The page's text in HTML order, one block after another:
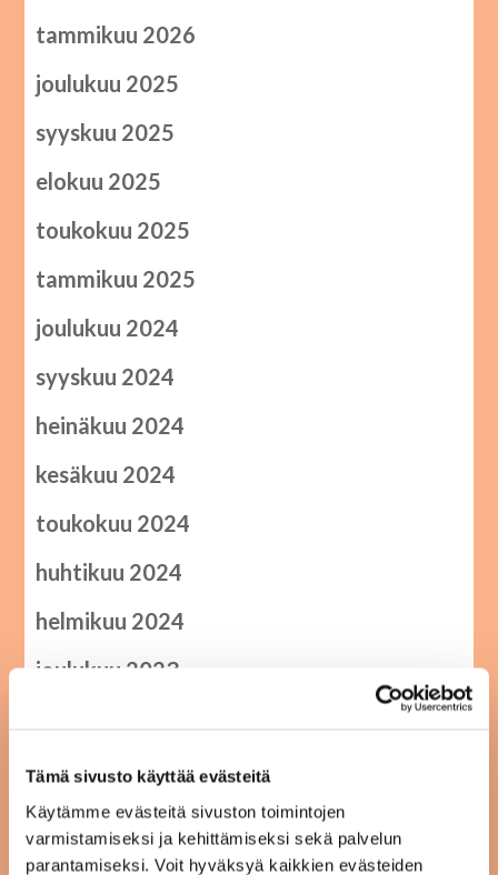
Tämä sivusto käyttää evästeitä
Käytämme evästeitä sivuston toimintojen
varmistamiseksi ja kehittämiseksi sekä palvelun
parantamiseksi. Voit hyväksyä kaikkien evästeiden
tammikuu 2026
joulukuu 2025
syyskuu 2025
elokuu 2025
toukokuu 2025
tammikuu 2025
joulukuu 2024
syyskuu 2024
heinäkuu 2024
kesäkuu 2024
toukokuu 2024
huhtikuu 2024
helmikuu 2024
joulukuu 2023
kesäkuu 2023
maaliskuu 2023
tammikuu 2023